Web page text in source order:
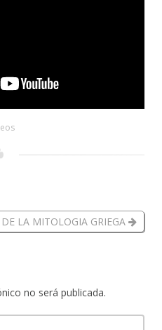
LA MITOLOGIA GRIEGA
no será publicada.